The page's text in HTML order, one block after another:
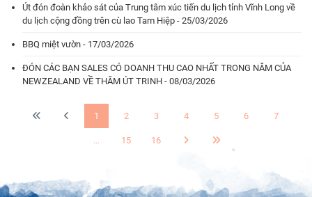
Út đón đoàn khảo sát của Trung tâm xúc tiến du lịch tỉnh Vĩnh Long về
du lịch cộng đồng trên cù lao Tam Hiệp - 25/03/2026
BBQ miệt vườn - 17/03/2026
ĐÓN CÁC BẠN SALES CÓ DOANH THU CAO NHẤT TRONG NĂM CỦA
NEWZEALAND VỀ THĂM ÚT TRINH - 08/03/2026
1 2 3 4 5 6 7
... 15 16